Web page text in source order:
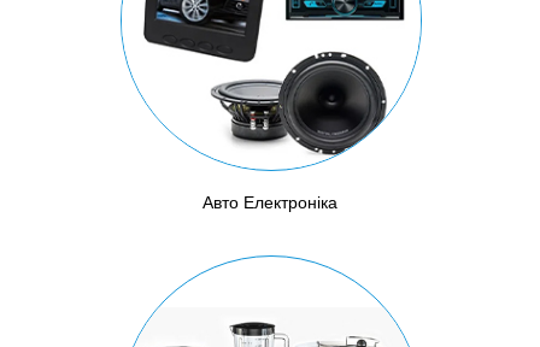
Авто Електроніка